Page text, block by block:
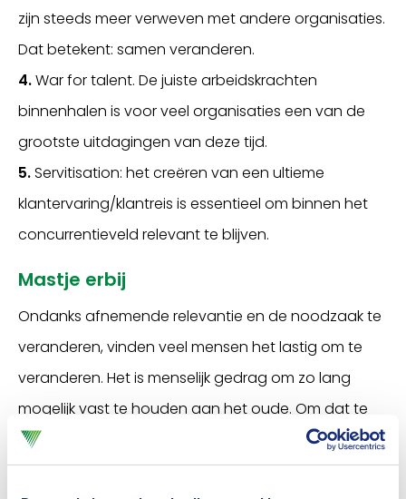
zijn steeds meer verweven met andere organisaties.
Dat betekent: samen veranderen.
4.War for talent. De juiste arbeidskrachten
binnenhalen is voor veel organisaties een van de
grootste uitdagingen van deze tijd.
5.Servitisation: het creëren van een ultieme
klantervaring/klantreis is essentieel om binnen het
concurrentieveld relevant te blijven.
Mastje erbij
Ondanks afnemende relevantie en de noodzaak te
veranderen, vinden veel mensen het lastig om te
veranderen. Het is menselijk gedrag om zo lang
mogelijk vast te houden aan het oude. Om dat te
illustreren gebruikt Mandour een vergelijking met het
zeilschip. Nog lang na de komst van de stoomboot